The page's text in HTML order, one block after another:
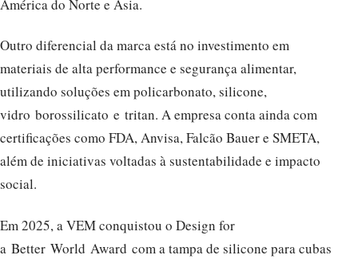
América do Norte e Ásia.
Outro diferencial da marca está no investimento em
materiais de alta performance e segurança alimentar,
utilizando soluções em policarbonato, silicone,
vidro borossilicato e tritan. A empresa conta ainda com
certificações como FDA, Anvisa, Falcão Bauer e SMETA,
além de iniciativas voltadas à sustentabilidade e impacto
social.
Em 2025, a VEM conquistou o Design for
a Better World Award com a tampa de silicone para cubas